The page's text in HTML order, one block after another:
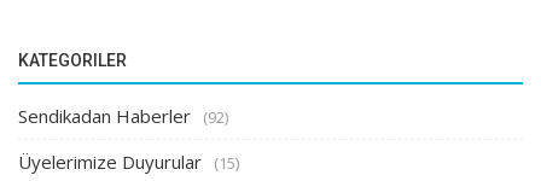
KATEGORILER
Sendikadan Haberler (92)
Üyelerimize Duyurular (15)